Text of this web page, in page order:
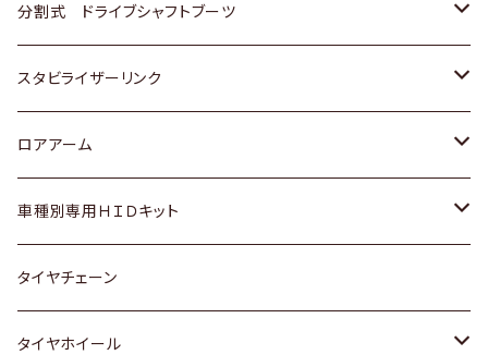
三菱
スバル
スバル
日産
いすゞ
ダイハツ
マツダ
三菱
スバル
ホンダ
スズキ
日産
ダイハツ
マツダ
三菱
トヨタ
ホンダ
スズキ
日産
いすゞ
ダイハツ
分割式 ドライブシャフトブーツ
トヨタ
ホンダ
スズキ
日産
ダイハツ
スタビライザーリンク
トヨタ
ホンダ
スズキ
日産
ロアアーム
ホンダ
スズキ
日産
車種別専用ＨＩＤキット
トヨタ
マツダ
タイヤチェーン
タイヤホイール